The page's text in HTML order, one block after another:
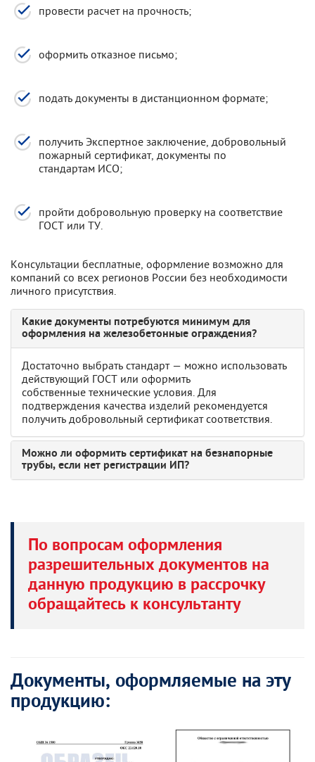
провести расчет на прочность;
оформить отказное письмо;
подать документы в дистанционном формате;
получить Экспертное заключение, добровольный
пожарный сертификат, документы по
стандартам ИСО;
пройти добровольную проверку на соответствие
ГОСТ или ТУ.
Консультации бесплатные, оформление возможно для
компаний со всех регионов России без необходимости
личного присутствия.
Какие документы потребуются минимум для
оформления на железобетонные ограждения?
Достаточно выбрать стандарт — можно использовать
действующий ГОСТ или оформить
собственные технические условия. Для
подтверждения качества изделий рекомендуется
получить добровольный сертификат соответствия.
Можно ли оформить сертификат на безнапорные
трубы, если нет регистрации ИП?
По вопросам оформления
разрешительных документов на
данную продукцию в рассрочку
обращайтесь к консультанту
Документы, оформляемые на эту
продукцию: